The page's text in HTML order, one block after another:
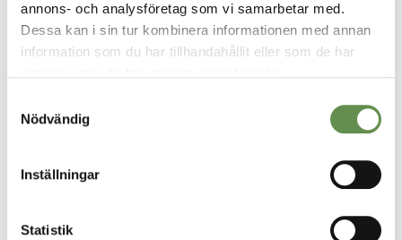
annons- och analysföretag som vi samarbetar med.
Dessa kan i sin tur kombinera informationen med annan
information som du har tillhandahållit eller som de har
Nödvändig
Inställningar
Statistik
Fastighetsförvaltning & projektledning